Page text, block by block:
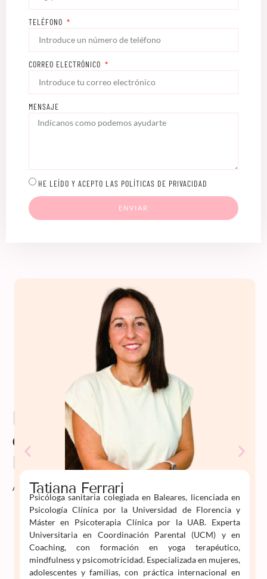
TELÉFONO
CORREO ELECTRÓNICO
MENSAJE
HE LEÍDO Y ACEPTO LAS POLÍTICAS DE PRIVACIDAD
ENVIAR
Profesorado
de
Psiko
Aprende
Tatiana Ferrari
Psicóloga sanitaria colegiada en Baleares, licenciada en
Psicología Clínica por la Universidad de Florencia y
Máster en Psicoterapia Clínica por la UAB. Experta
Universitaria en Coordinación Parental (UCM) y en
Coaching, con formación en yoga terapéutico,
mindfulness y psicomotricidad. Especializada en mujeres,
adolescentes y familias, con práctica internacional en